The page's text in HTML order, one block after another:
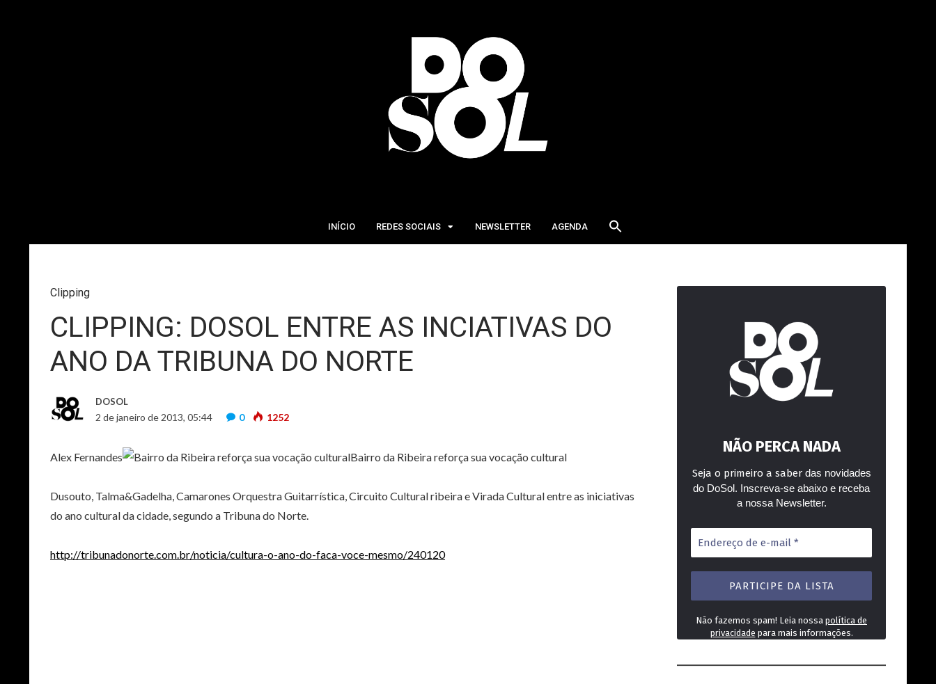
INÍCIO REDES SOCIAIS NEWSLETTER AGENDA
Clipping
CLIPPING: DOSOL ENTRE AS INCIATIVAS DO
ANO DA TRIBUNA DO NORTE
DOSOL
2 de janeiro de 2013, 05:44 0 1252
Alex Fernandes Bairro da Ribeira reforça sua vocação cultural
Dusouto, Talma&Gadelha, Camarones Orquestra Guitarrística, Circuito Cultural ribeira e Virada Cultural entre as iniciativas
do ano cultural da cidade, segundo a Tribuna do Norte.
http://tribunadonorte.com.br/noticia/cultura-o-ano-do-faca-voce-mesmo/240120
NÃO PERCA NADA
Seja o primeiro a saberdas novidades
do DoSol. Inscreva-se abaixo e receba
a nossa Newsletter.
Endereço
de
e-
mail
Não fazemos spam! Leia nossa política de
privacidade para mais informações.